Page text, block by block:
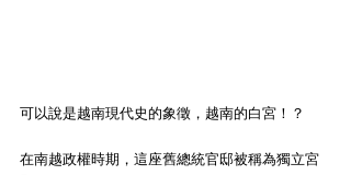
可以說是越南現代史的象徵，越南的白宮！？
在南越政權時期，這座舊總統官邸被稱為獨立宮